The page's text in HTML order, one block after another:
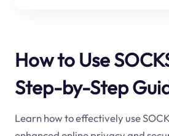
How to Use
Step-by-Step
Learn how to effectively use